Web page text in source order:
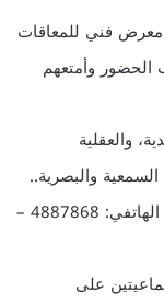
فني للمعاقات
وأمتعهم
والعقلية
والبصرية..
ويمكن معرفة أنشطته المتنوعة عبر هذا الرقم الهاتفي: 4887868 –
على